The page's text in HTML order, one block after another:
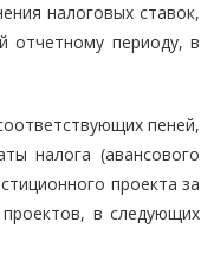
налоговых ставок,
отчетному периоду, в
пеней,
налога (авансового
проекта за
в следующих